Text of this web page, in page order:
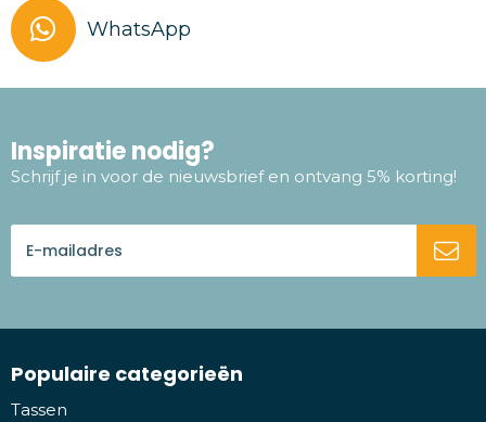
WhatsApp
Inspiratie nodig?
Schrijf je in voor de nieuwsbrief en ontvang 5% korting!
Populaire categorieën
Tassen